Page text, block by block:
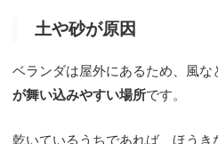
土や砂が原因
ベランダは屋外にあるため、風な
が舞い込みやすい場所です。
乾いているうちであれば、ほう